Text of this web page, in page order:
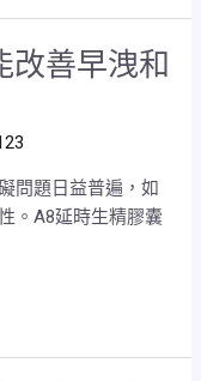
改善早洩和
問題日益普遍，如
。A8延時生精膠囊